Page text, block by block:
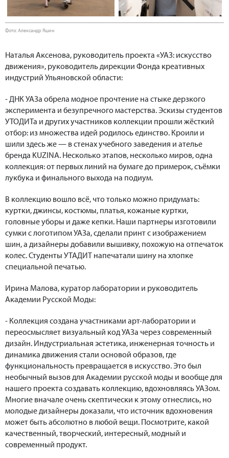
Фото: Александр Яшин
Наталья Аксенова, руководитель проекта «УАЗ: искусство
движения», руководитель дирекции Фонда креативных
индустрий Ульяновской области:
- ДНК УАЗа обрела модное прочтение на стыке дерзкого
эксперимента и безупречного мастерства. Эскизы студентов
УТОДИТа и других участников коллекции прошли жёсткий
отбор: из множества идей родилось единство. Кроили и
шили здесь же — в стенах учебного заведения и ателье
бренда KUZINA. Несколько этапов, несколько миров, одна
коллекция: от первых линий на бумаге до примерок, съёмки
лукбука и финального выхода на подиум.
В коллекцию вошло всё, что только можно придумать:
куртки, джинсы, костюмы, платья, кожаные куртки,
головные уборы и даже кепки. Наши партнеры изготовили
сумки с логотипом УАЗа, сделали принт с изображением
шин, а дизайнеры добавили вышивку, похожую на отпечаток
колес. Студенты УТАДИТ напечатали шину на хлопке
специальной печатью.
Ирина Малова, куратор лаборатории и руководитель
Академии Русской Моды:
- Коллекция создана участниками арт-лаборатории и
переосмысляет визуальный код УАЗа через современный
дизайн. Индустриальная эстетика, инженерная точность и
динамика движения стали основой образов, где
функциональность превращается в искусство. Это был
необычный вызов для Академии русской моды и вообще для
нашего проекта создавать коллекцию, вдохновляясь УАЗом.
Многие вначале очень скептически к этому отнеслись, но
молодые дизайнеры доказали, что источник вдохновения
может быть абсолютно в любой вещи. Посмотрите, какой
качественный, творческий, интересный, модный и
современный продукт.